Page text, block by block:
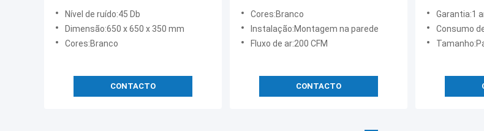
ou personalizado
Nível de ruído:45 Db
Dimensão:650 x 650 x 350 mm
Cores:Branco
CONTACTO
Nível de ruído do ar livre de
alérgenos
Cores:Branco
Instalação:Montagem na parede
Fluxo de ar:200 CFM
CONTACTO
parede
controlados
Garantia:1
Consumo